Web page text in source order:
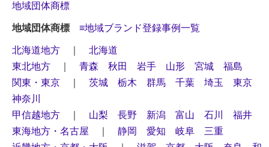
地域団体商標
地域団体商標 ≡地域ブランド登録事例一覧
北海道地方
北海道
東北地方
青森 秋田 岩手 山形 宮城
福島
関東・東京
茨城 栃木 群馬 千葉 埼玉
東京
神奈川
甲信越地方
山梨 長野 新潟 富山 石川
福井
東海地方・名古屋
静岡 愛知 岐阜
三重